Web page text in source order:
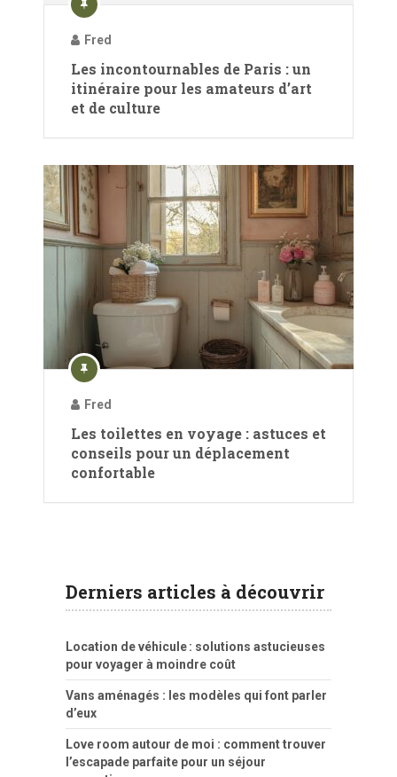
Fred
Les incontournables de Paris : un
itinéraire pour les amateurs d’art
et de culture
Fred
Les toilettes en voyage : astuces et
conseils pour un déplacement
confortable
Derniers articles à découvrir
Location de véhicule : solutions astucieuses
pour voyager à moindre coût
Vans aménagés : les modèles qui font parler
d’eux
Love room autour de moi : comment trouver
l’escapade parfaite pour un séjour